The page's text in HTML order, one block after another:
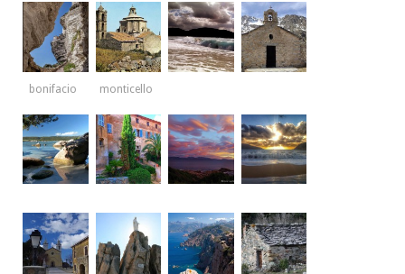
bonifacio monticello